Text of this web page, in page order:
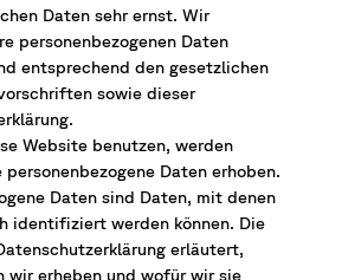
Daten sehr ernst. Wir
personenbezogenen Daten
entsprechend den gesetzlichen
sowie dieser
Website benutzen, werden
Daten erhoben.
Daten sind Daten, mit denen
identifiziert werden können. Die
erläutert,
wir erheben und wofür wir sie